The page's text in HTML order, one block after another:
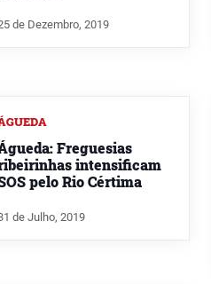
de Dezembro, 2019
Freguesias
intensificam
pelo Rio Cértima
de Julho, 2019